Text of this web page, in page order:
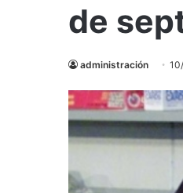
de
administración